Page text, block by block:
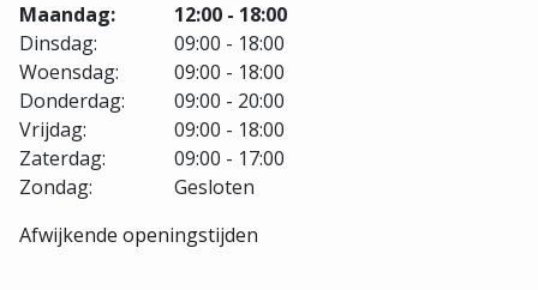
Maandag:
12:00 - 18:00
Dinsdag:
09:00 - 18:00
Woensdag:
09:00 - 18:00
Donderdag:
09:00 - 20:00
Vrijdag:
09:00 - 18:00
Zaterdag:
09:00 - 17:00
Zondag:
Gesloten
Afwijkende openingstijden